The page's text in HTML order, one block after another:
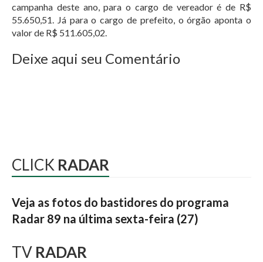
campanha deste ano, para o cargo de vereador é de R$
55.650,51. Já para o cargo de prefeito, o órgão aponta o
valor de R$ 511.605,02.
Deixe aqui seu Comentário
CLICK RADAR
Veja as fotos do bastidores do programa
Radar 89 na última sexta-feira (27)
TV RADAR